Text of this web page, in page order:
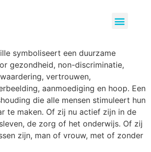
symboliseert een duurzame
gezondheid, non-discriminatie,
vertrouwen,
aanmoediging en hoop. Een
die alle mensen stimuleert hun
te maken. Of zij nu actief zijn in de
de zorg of het onderwijs. Of zij
zijn, man of vrouw, met of zonder